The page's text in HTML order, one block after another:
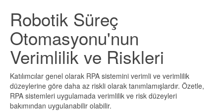
Robotik Süreç
Otomasyonu'nun
Verimlilik ve Riskleri
Katılımcılar genel olarak RPA sistemini verimli ve verimlilik
düzeylerine göre daha az riskli olarak tanımlamışlardır. Özetle,
RPA sistemleri uygulamada verimlilik ve risk düzeyleri
bakımından uygulanabilir olabilir.